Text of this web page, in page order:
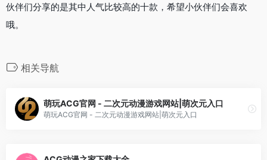
伙伴们分享的是其中人气比较高的十款，希望小伙伴们会喜欢
哦。
相关导航
萌玩ACG官网 - 二次元动漫游戏网站|萌次元入口
萌玩ACG官网 - 二次元动漫游戏网站|萌次元入口